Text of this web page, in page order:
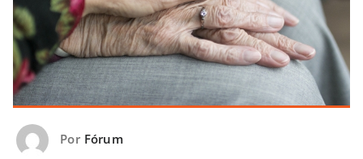
Por Fórum